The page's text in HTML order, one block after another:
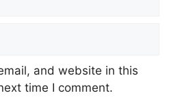
and website in this
time I comment.